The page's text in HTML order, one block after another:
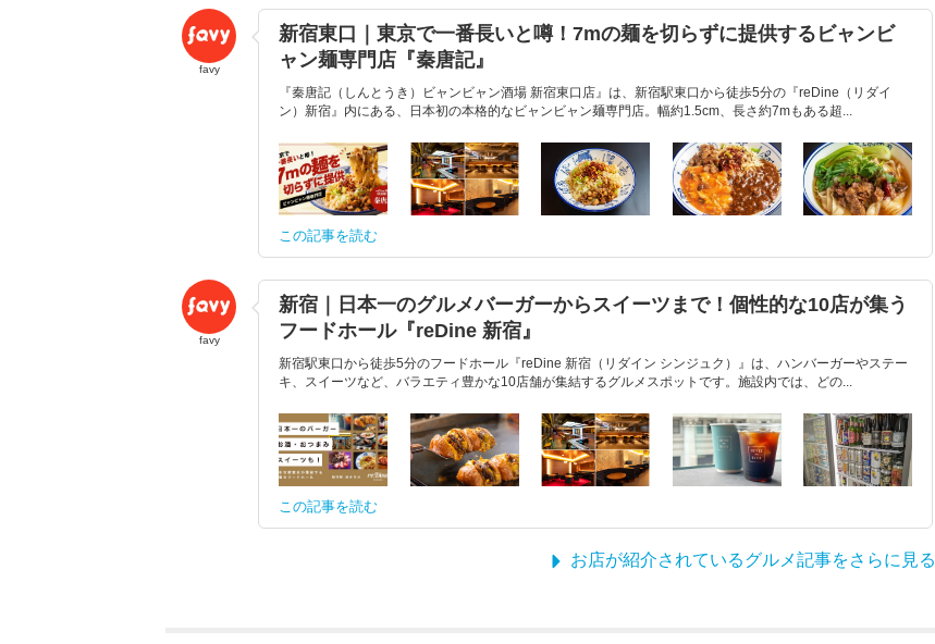
favy
新宿東口｜東京で一番長いと噂！7mの麺を切らずに提供するビャンビ
ャン麺専門店『秦唐記』
『秦唐記（しんとうき）ビャンビャン酒場 新宿東口店』は、新宿駅東口から徒歩5分の『reDine（リダイ
ン）新宿』内にある、日本初の本格的なビャンビャン麺専門店。幅約1.5cm、長さ約7mもある超...
この記事を読む
favy
新宿｜日本一のグルメバーガーからスイーツまで！個性的な10店が集う
フードホール『reDine 新宿』
新宿駅東口から徒歩5分のフードホール『reDine 新宿（リダイン シンジュク）』は、ハンバーガーやステー
キ、スイーツなど、バラエティ豊かな10店舗が集結するグルメスポットです。施設内では、どの...
この記事を読む
お店が紹介されているグルメ記事をさらに見る